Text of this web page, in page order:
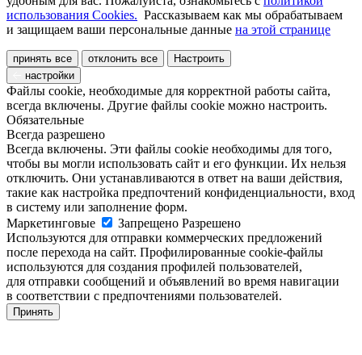
использования Cookies. Рассказываем как мы обрабатываем
и защищаем ваши персональные данные на этой странице
принять все отклонить все
Настроить
настройки
Файлы cookie, необходимые для корректной работы сайта,
всегда включены. Другие файлы cookie можно настроить.
Обязательные
Всегда разрешено
Всегда включены. Эти файлы cookie необходимы для того,
чтобы вы могли использовать сайт и его функции. Их нельзя
отключить. Они устанавливаются в ответ на ваши действия,
такие как настройка предпочтений конфиденциальности, вход
в систему или заполнение форм.
Маркетинговые
Запрещено Разрешено
Используются для отправки коммерческих предложений
после перехода на сайт. Профилированные cookie-файлы
используются для создания профилей пользователей,
для отправки сообщений и объявлений во время навигации
в соответствии с предпочтениями пользователей.
Принять